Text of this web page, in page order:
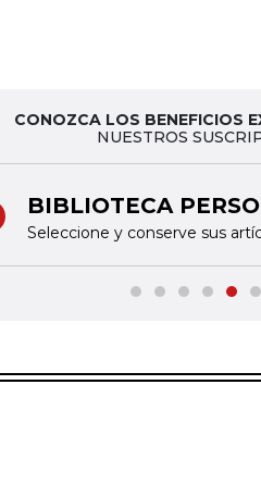
CONOZCA LOS BENEFICIOS
NUESTROS
TINTA DIGITAL
Acceda a nuestras